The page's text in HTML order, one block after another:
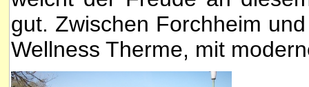
gut. Zwischen Forchheim
Wellness Therme, mit